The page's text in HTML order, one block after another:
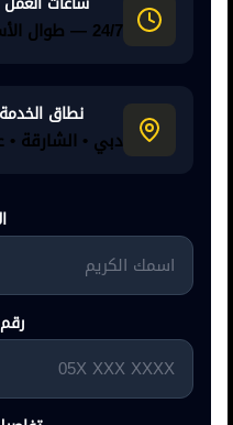
24/7 — طوال الأسبوع
نطاق الخدمة
دبي • الشارقة •